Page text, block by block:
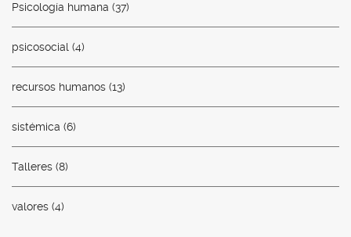
Psicología humana (37)
psicosocial (4)
recursos humanos (13)
sistémica (6)
Talleres (8)
valores (4)